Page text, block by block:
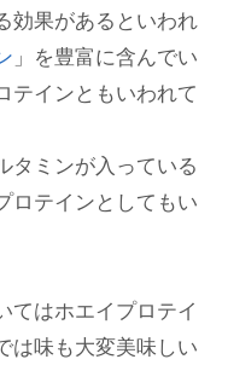
効果があるといわれ
」を豊富に含んでい
テインともいわれて
タミンが入っている
ロテインとしてもい
てはホエイプロテイ
は味も大変美味しい